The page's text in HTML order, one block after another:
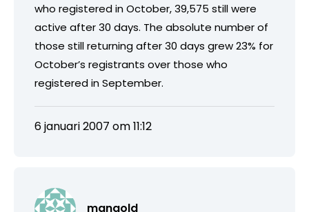
who registered in October, 39,575 still were
active after 30 days. The absolute number of
those still returning after 30 days grew 23% for
October’s registrants over those who
registered in September.
6 januari 2007 om 11:12
mangold